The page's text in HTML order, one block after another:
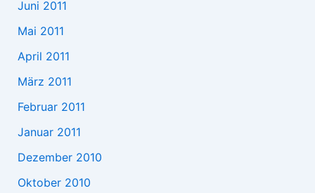
Juni 2011
Mai 2011
April 2011
März 2011
Februar 2011
Januar 2011
Dezember 2010
Oktober 2010